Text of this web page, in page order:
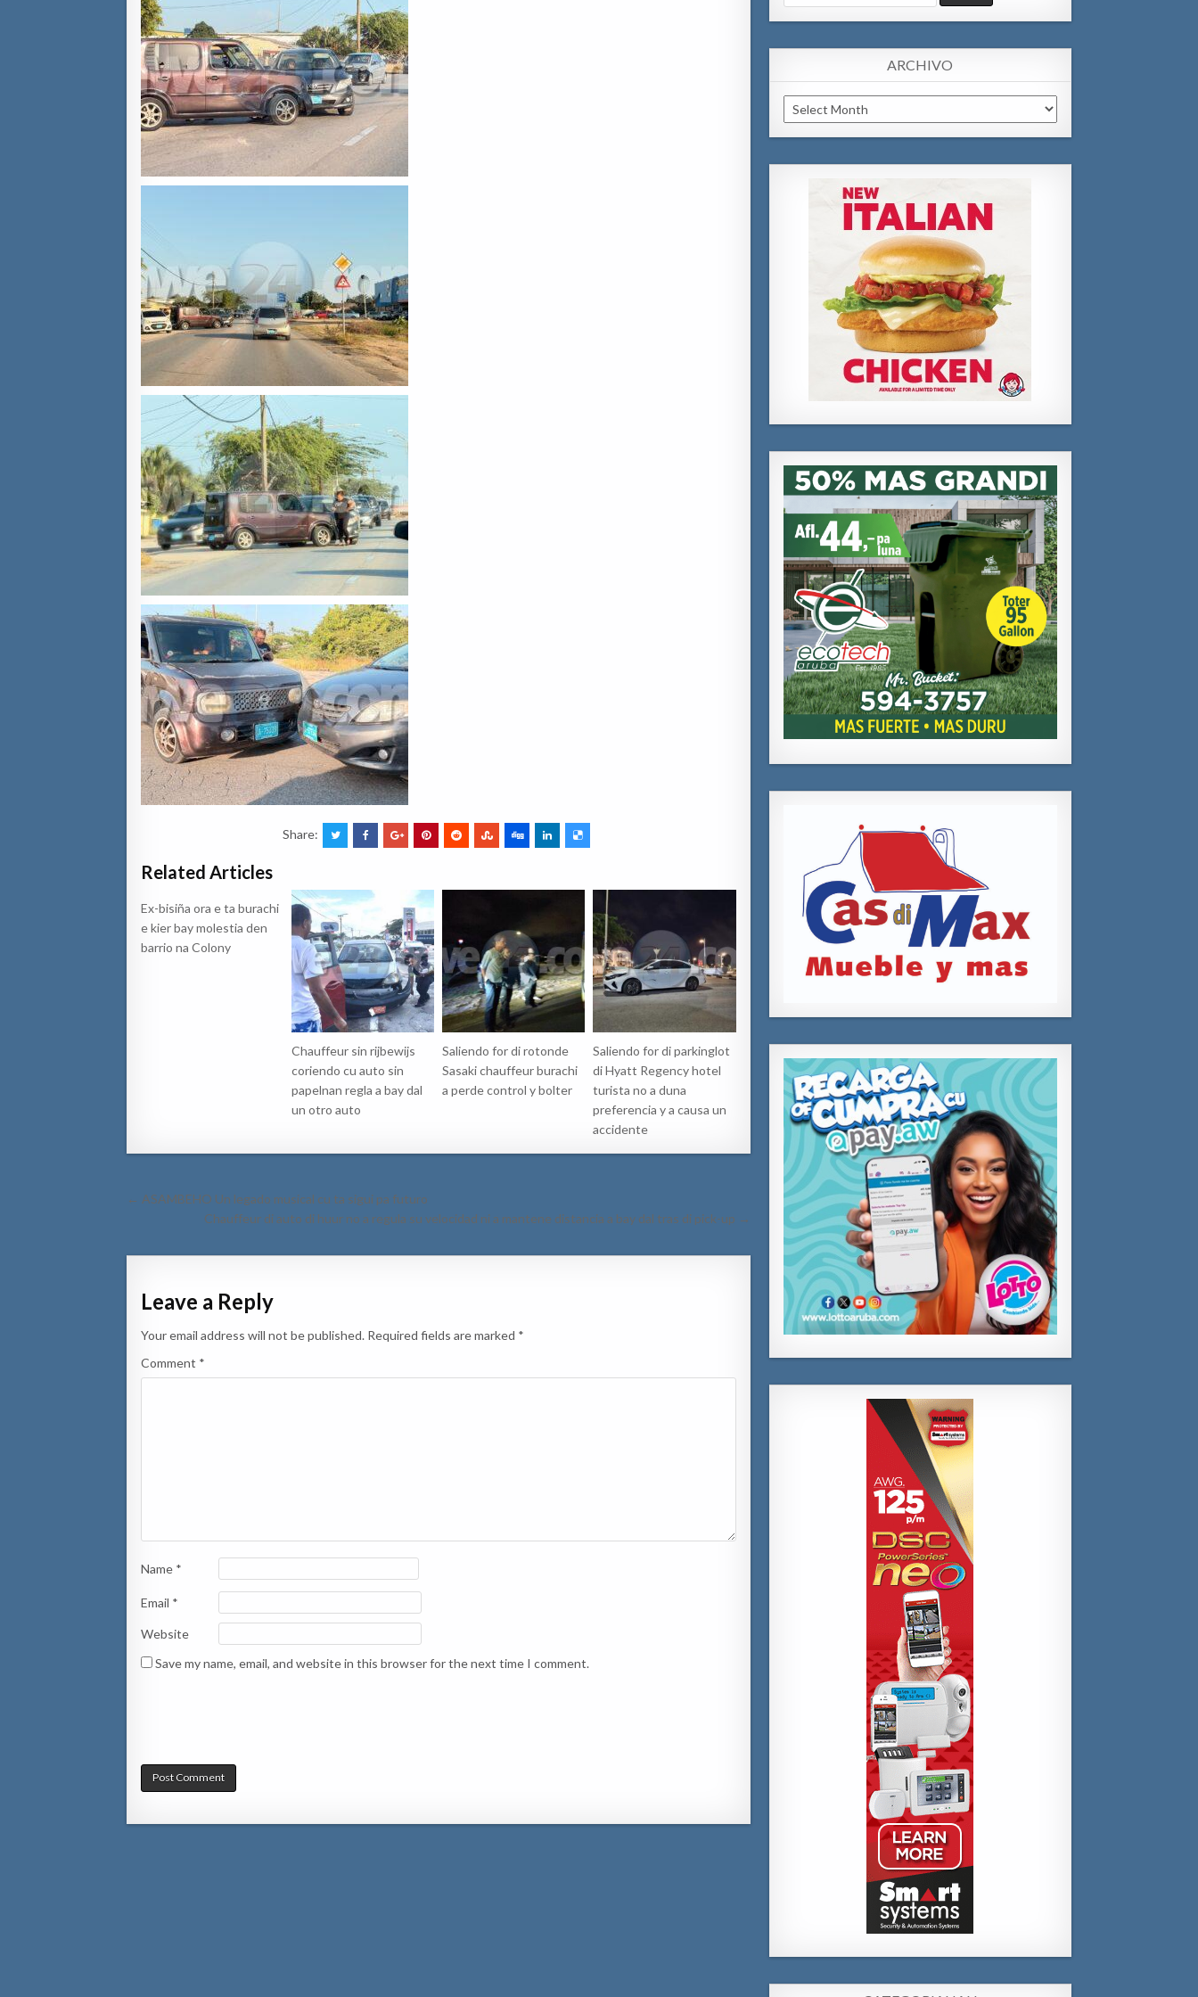
Share:
Related Articles
Ex-bisiña ora e ta burachi
e kier bay molestia den
barrio na Colony
Chauffeur sin rijbewijs
coriendo cu auto sin
papelnan regla a bay dal
un otro auto
Saliendo for di rotonde
Sasaki chauffeur burachi
a perde control y bolter
Saliendo for di parkinglot
di Hyatt Regency hotel
turista no a duna
preferencia y a causa un
accidente
Post
navigation
← ASAMBEHO Un legado musical cu ta sigui pa futuro
Chauffeur di auto di huur no a regula su velocidad ni a mantene distancia a bay dal tras di pick-up →
Leave a Reply
Your email address will not be published. Required fields are marked *
Comment *
Name *
Email *
Website
Save my name, email, and website in this browser for the next time I comment.
for:
ARCHIVO
Archivo